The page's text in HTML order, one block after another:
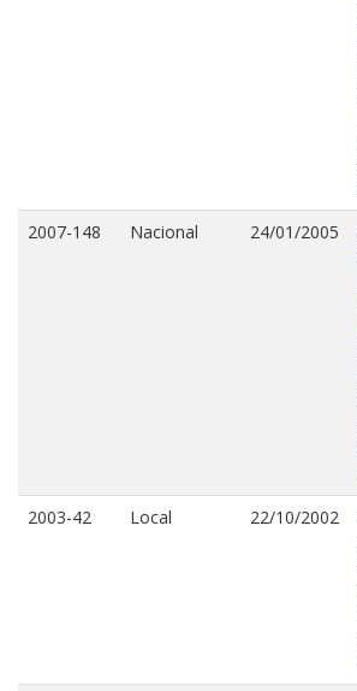
2007-148 Nacional 24/01/2005
2003-42 Local 22/10/2002